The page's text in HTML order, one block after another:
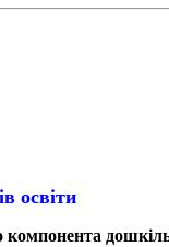
освіти